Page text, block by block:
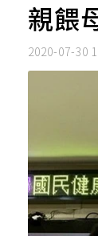
親餵
2020-07-30